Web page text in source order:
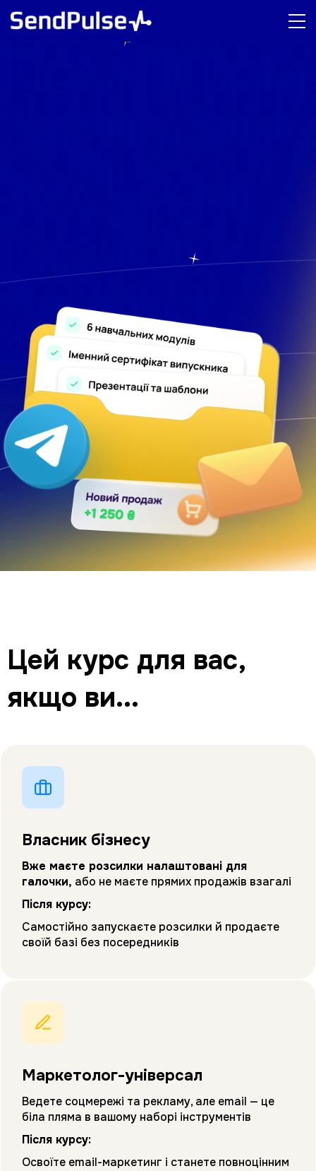
Практичний онлайн-курс
Цей курс для вас,
якщо ви...
Власник бізнесу
Вже маєте розсилки налаштовані для
галочки, або не маєте прямих продажів взагалі
Після курсу:
Самостійно запускаєте розсилки й продаєте
своїй базі без посередників
Маркетолог-універсал
Ведете соцмережі та рекламу, але email — це
біла пляма в вашому наборі інструментів
Після курсу:
Освоїте email-маркетинг і станете повноцінним